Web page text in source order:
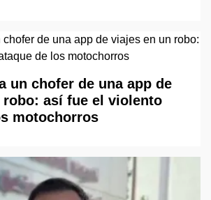
un chofer de una app de
robo: así fue el violento
motochorros